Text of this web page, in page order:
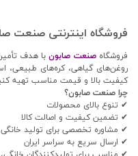
فروشگاه اینترنتی صنعت
فروشگاهصنعت صابونبا هدف
روغن‌های گیاهی، کره‌های طبیعی،
کیفیت بالا و قیمت مناسب تهیه
چرا صنعت صابون؟
✔ تنوع بالای محصولات
✔ تضمین کیفیت و اصالت کالا
✔ مشاوره تخصصی برای تولید خانگی
✔ ارسال سریع به سراسر ایران